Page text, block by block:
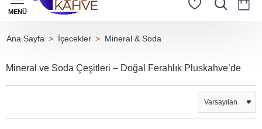
İçecekler Mineral & Soda
Mineral ve Soda Çeşitleri – Doğal Ferahlık Pluskahve’de